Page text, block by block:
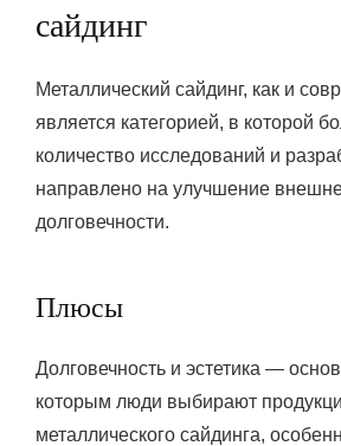
сайдинг
Металлический сайдинг, как и
является категорией, в которой
количество исследований и
направлено на улучшение
долговечности.
Плюсы
Долговечность и эстетика —
которым люди выбирают
металлического сайдинга,